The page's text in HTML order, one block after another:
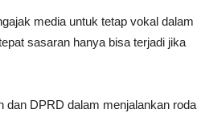
media untuk tetap vokal dalam
sasaran hanya bisa terjadi jika
dan DPRD dalam menjalankan roda